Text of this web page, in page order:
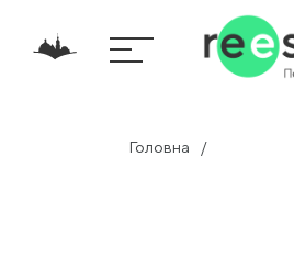
Головна